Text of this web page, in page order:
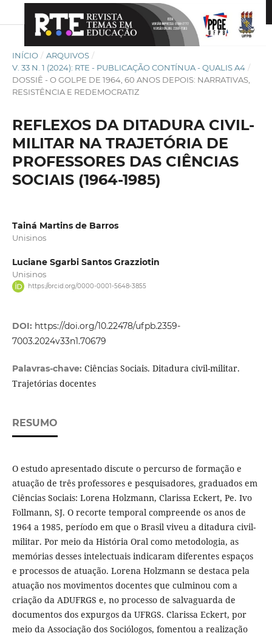
INÍCIO / ARQUIVOS /
V. 33 N. 1 (2024): RTE - PUBLICAÇÃO CONTÍNUA - QUALIS A4 /
DOSSIÊ - O GOLPE DE 1964, 60 ANOS DEPOIS: NARRATIVAS,
RESISTÊNCIA E REDEMOCRATIZ
REFLEXOS DA DITADURA CIVIL-
MILITAR NA TRAJETÓRIA DE
PROFESSORES DAS CIÊNCIAS
SOCIAIS (1964-1985)
Tainá Martins de Barros
Unisinos
Luciane Sgarbi Santos Grazziotin
Unisinos
https://orcid.org/0000-0001-5648-3855
DOI: https://doi.org/10.22478/ufpb.2359-
7003.2024v33n1.70679
Palavras-chave: Ciências Sociais. Ditadura civil-militar.
Trajetórias docentes
RESUMO
O estudo apresentado discute o percurso de formação e
atuação de três professores e pesquisadores, graduados em
Ciências Sociais: Lorena Holzmann, Clarissa Eckert, Pe. Ivo
Follmann, SJ. O recorte temporal compreende os anos de
1964 a 1985, período em que o Brasil viveu a ditadura civil-
militar. Por meio da História Oral como metodologia, as
memórias desses intelectuais indicaram diferentes espaços
e processos de atuação. Lorena Holzmann se destaca pela
atuação nos movimentos docentes que culminou com a
criação da ADUFRGS e, no processo de salvaguarda de
documentos dos expurgos da UFRGS. Clarissa Eckert, por
meio da Associação dos Sociólogos, fomentou a realização